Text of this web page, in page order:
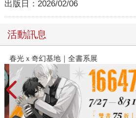
出版日： 2026/02/06
活動訊息
春光ｘ奇幻基地｜全書系展